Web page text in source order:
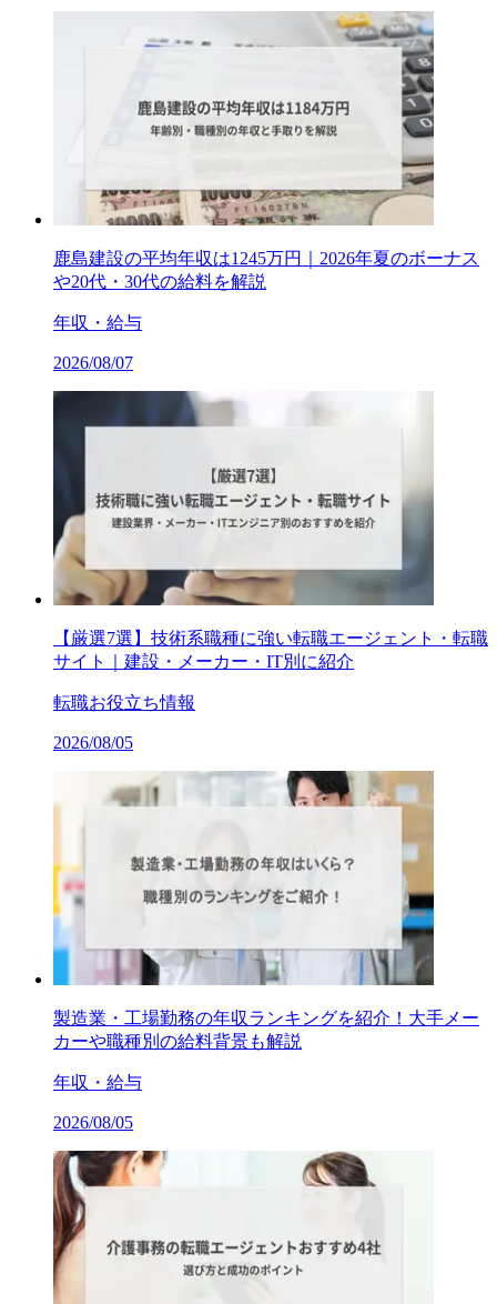
鹿島建設の平均年収は1245万円｜2026年夏のボーナス
や20代・30代の給料を解説
年収・給与
2026/08/07
【厳選7選】技術系職種に強い転職エージェント・転職
サイト｜建設・メーカー・IT別に紹介
転職お役立ち情報
2026/08/05
製造業・工場勤務の年収ランキングを紹介！大手メー
カーや職種別の給料背景も解説
年収・給与
2026/08/05